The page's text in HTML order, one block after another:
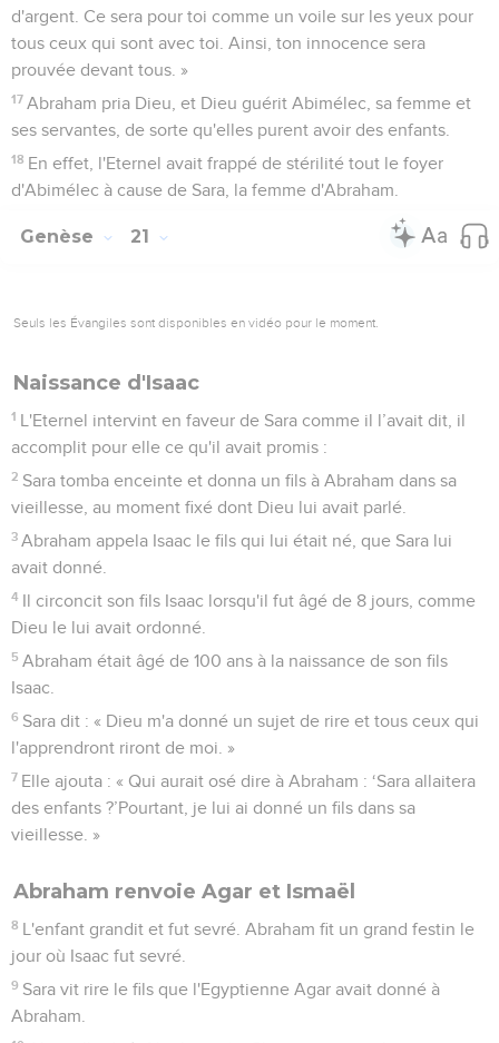
d'argent. Ce sera pour toi comme un voile sur les yeux pour
tous ceux qui sont avec toi. Ainsi, ton innocence sera
prouvée devant tous. »
17 Abraham pria Dieu, et Dieu guérit Abimélec, sa femme et
ses servantes, de sorte qu'elles purent avoir des enfants.
18 En effet, l'Eternel avait frappé de stérilité tout le foyer
d'Abimélec à cause de Sara, la femme d'Abraham.
Genèse 21
Seuls les Évangiles sont disponibles en vidéo pour le moment.
Naissance d'Isaac
1 L'Eternel intervint en faveur de Sara comme il l’avait dit, il
accomplit pour elle ce qu'il avait promis :
2 Sara tomba enceinte et donna un fils à Abraham dans sa
vieillesse, au moment fixé dont Dieu lui avait parlé.
3 Abraham appela Isaac le fils qui lui était né, que Sara lui
avait donné.
4 Il circoncit son fils Isaac lorsqu'il fut âgé de 8 jours, comme
Dieu le lui avait ordonné.
5 Abraham était âgé de 100 ans à la naissance de son fils
Isaac.
6 Sara dit : « Dieu m'a donné un sujet de rire et tous ceux qui
l'apprendront riront de moi. »
7 Elle ajouta : « Qui aurait osé dire à Abraham : ‘Sara allaitera
des enfants ?’Pourtant, je lui ai donné un fils dans sa
vieillesse. »
Abraham renvoie Agar et Ismaël
8 L'enfant grandit et fut sevré. Abraham fit un grand festin le
jour où Isaac fut sevré.
9 Sara vit rire le fils que l'Egyptienne Agar avait donné à
Abraham.